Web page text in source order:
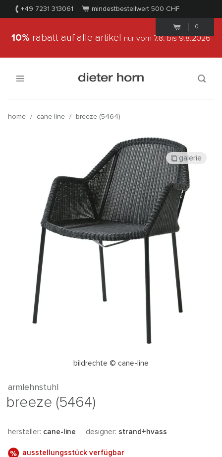
+49 7231 313061 mindestbestellwert 500 CHF
0
10% rabatt auf alle artikel nur vom 7.8.bis 9.8.2026
home / cane-line / breeze (5464)
bildrechte © cane-line
galerie
armlehnstuhl
breeze (5464)
hersteller: cane-line designer: strand+hvass
ausstellungsstück verfügbar